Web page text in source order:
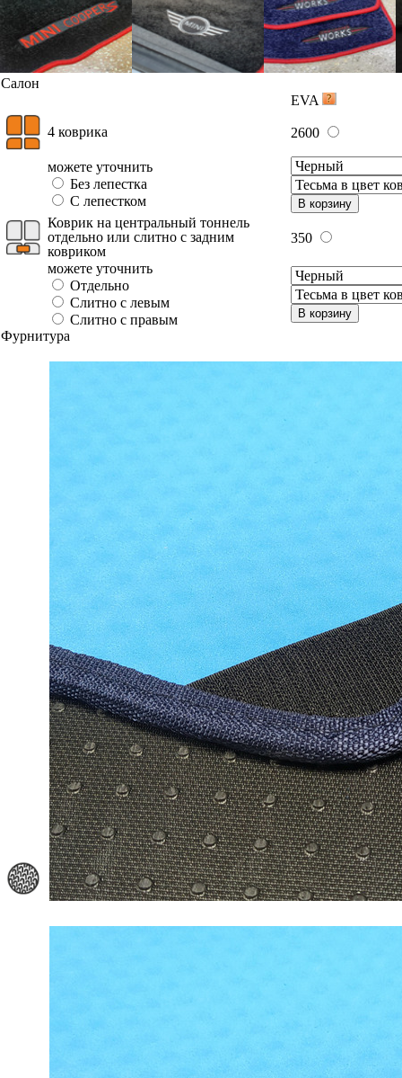
Салон
EVA
4 коврика 2600
можете уточнить
Без лепестка
С лепестком
В корзину
Коврик на центральный тоннель
отдельно или слитно с задним
ковриком
350
можете уточнить
Отдельно
Слитно с левым
Слитно с правым
В корзину
Фурнитура